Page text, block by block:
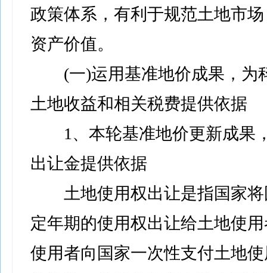
政策体系，有利于规范土地市
资产价值。
(一)运用基准地价成果，为
土地收益和相关税费提供依据
1、本轮基准地价更新成果
出让金提供依据
土地使用权出让是指国家将
定年期的使用权出让给土地使
使用者向国家一次性支付土地